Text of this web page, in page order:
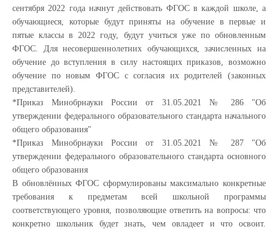
сентября 2022 года начнут действовать ФГОС в каждой школе, а
обучающиеся, которые будут приняты на обучение в первые и
пятые классы в 2022 году, будут учиться уже по обновленным
ФГОС. Для несовершеннолетних обучающихся, зачисленных на
обучение до вступления в силу настоящих приказов, возможно
обучение по новым ФГОС с согласия их родителей (законных
представителей).
*Приказ Минобрнауки России от 31.05.2021 № 286 "Об
утверждении федерального образовательного стандарта начального
общего образования"
*Приказ Минобрнауки России от 31.05.2021 № 287 "Об
утверждении федерального образовательного стандарта основного
общего образования
В обновлённых ФГОС сформулированы максимально конкретные
требования к предметам всей школьной программы
соответствующего уровня, позволяющие ответить на вопросы: что
конкретно школьник будет знать, чем овладеет и что освоит.